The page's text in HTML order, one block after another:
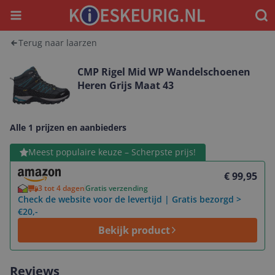
Menu
Terug naar laarzen
CMP Rigel Mid WP Wandelschoenen
Heren Grijs Maat 43
Alle 1 prijzen en aanbieders
Meest populaire keuze – Scherpste prijs!
€ 99,95
3 tot 4 dagenGratis verzending
Check de website voor de levertijd | Gratis bezorgd >
€20,-
Bekijk product
Bekijk product
Reviews